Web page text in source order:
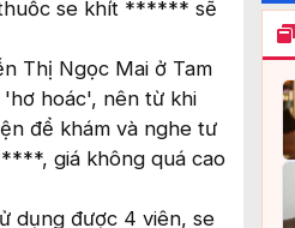
thuốc se khít ****** sẽ
Thị Ngọc Mai ở Tam
hoác', nên từ khi
để khám và nghe tư
giá không quá cao
dụng được 4 viên, se